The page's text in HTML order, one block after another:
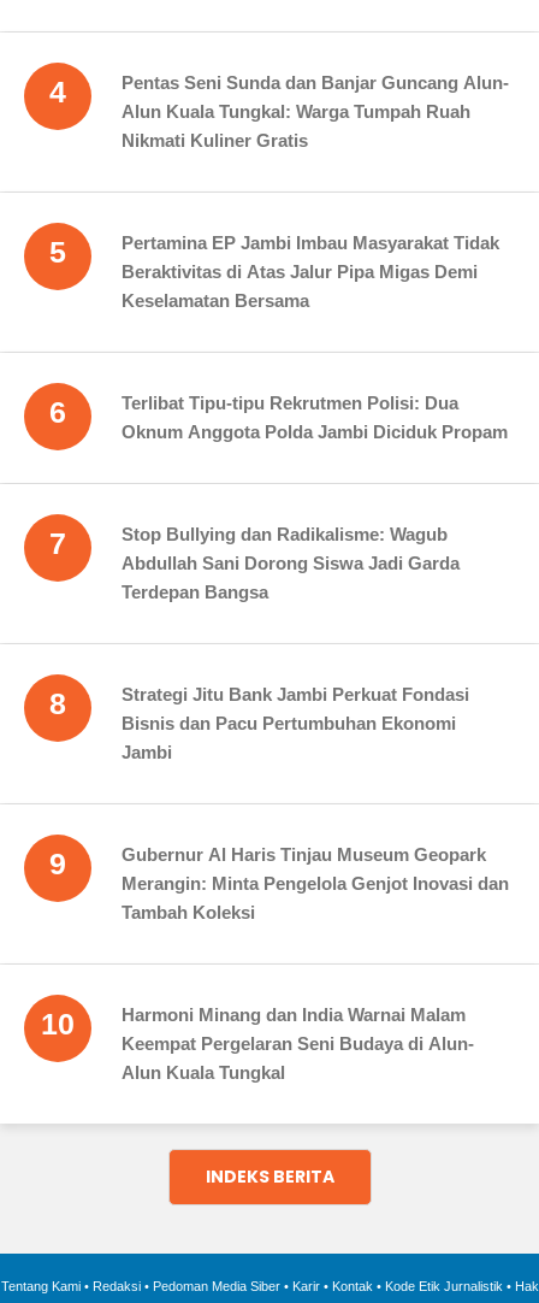
4
Pentas Seni Sunda dan Banjar Guncang Alun-
Alun Kuala Tungkal: Warga Tumpah Ruah
Nikmati Kuliner Gratis
5
Pertamina EP Jambi Imbau Masyarakat Tidak
Beraktivitas di Atas Jalur Pipa Migas Demi
Keselamatan Bersama
6
Terlibat Tipu-tipu Rekrutmen Polisi: Dua
Oknum Anggota Polda Jambi Diciduk Propam
7
Stop Bullying dan Radikalisme: Wagub
Abdullah Sani Dorong Siswa Jadi Garda
Terdepan Bangsa
8
Strategi Jitu Bank Jambi Perkuat Fondasi
Bisnis dan Pacu Pertumbuhan Ekonomi
Jambi
9
Gubernur Al Haris Tinjau Museum Geopark
Merangin: Minta Pengelola Genjot Inovasi dan
Tambah Koleksi
10
Harmoni Minang dan India Warnai Malam
Keempat Pergelaran Seni Budaya di Alun-
Alun Kuala Tungkal
INDEKS BERITA
Tentang Kami• Redaksi• Pedoman Media Siber• Karir• Kontak • Kode Etik Jurnalistik • Hak